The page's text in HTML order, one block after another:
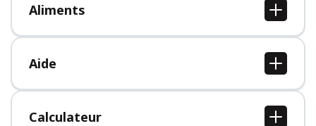
Aliments
Tous les aliments
Aide
Centre d'aide
Calculateur